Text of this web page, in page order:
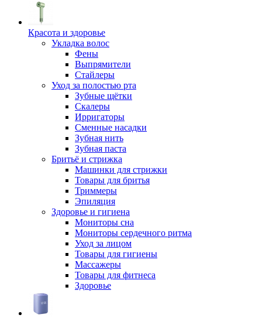
Красота и здоровье
Укладка волос
Фены
Выпрямители
Стайлеры
Уход за полостью рта
Зубные щётки
Скалеры
Ирригаторы
Сменные насадки
Зубная нить
Зубная паста
Бритьё и стрижка
Машинки для стрижки
Товары для бритья
Триммеры
Эпиляция
Здоровье и гигиена
Мониторы сна
Мониторы сердечного ритма
Уход за лицом
Товары для гигиены
Массажеры
Товары для фитнеса
Здоровье